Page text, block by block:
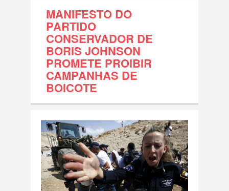
FATOS
Documentos internacionais e decisões
legais
História e Geografia
Povo Palestino
Resolução ONU
MANIFESTO DO
PARTIDO
CONSERVADOR DE
BORIS JOHNSON
PROMETE PROIBIR
CAMPANHAS DE
BOICOTE